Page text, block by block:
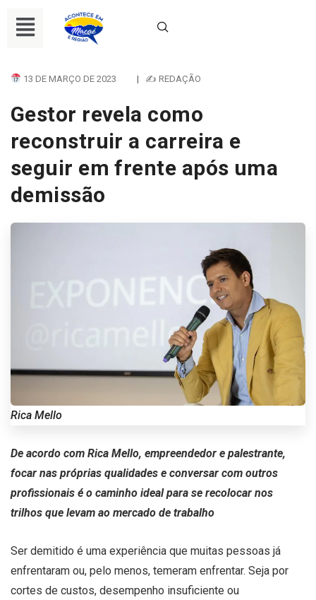
13 DE MARÇO DE 2023 | ✍ REDAÇÃO
Gestor revela como
reconstruir a carreira e
seguir em frente após uma
demissão
Rica Mello
De acordo com Rica Mello, empreendedor e palestrante,
focar nas próprias qualidades e conversar com outros
profissionais é o caminho ideal para se recolocar nos
trilhos que levam ao mercado de trabalho
Ser demitido é uma experiência que muitas pessoas já
enfrentaram ou, pelo menos, temeram enfrentar. Seja por
cortes de custos, desempenho insuficiente ou